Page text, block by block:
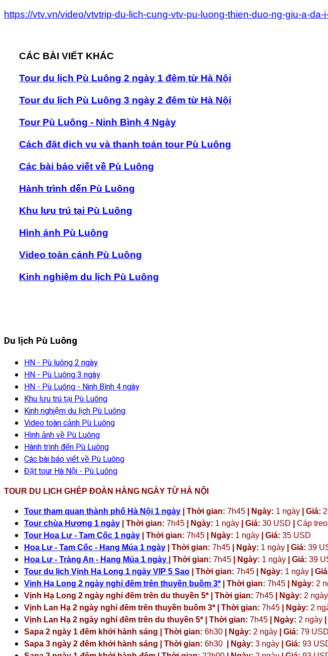
https://vtv.vn/video/vtvtrip-du-lich-cung-vtv-pu-luong-thien-duo-ng-giu-a-da-
CÁC BÀI VIẾT KHÁC
Tour du lịch Pù Luông 2 ngày 1 đêm từ Hà Nội
Tour du lịch Pù Luông 3 ngày 2 đêm từ Hà Nội
Tour Pù Luông - Ninh Bình 4 Ngày
Cách đặt dịch vụ và thanh toán tour Pù Luông
Các bài báo viết về Pù Luông
Hành trình dến Pù Luông
Khu lưu trú tại Pù Luông
Hình ảnh Pù Luông
Video toàn cảnh Pù Luông
Kinh nghiệm du lịch Pù Luông
Du lịch Pù Luông
HN - Pù luông 2 ngày
HN - Pù Luông 3 ngày
HN - Pù Luông - Ninh Bình 4 ngày
Khu lưu trú tại Pù Luông
Kinh nghiệm du lịch Pù Luông
Video toàn cảnh Pù Luông
Hình ảnh về Pù Luông
Hành trình đến Pù Luông
Các bài báo viết về Pù Luông
Đặt tour Hà Nội - Pù Luông
TOUR DU LỊCH GHÉP ĐOÀN HÀNG NGÀY TỪ HÀ NỘI
Tour tham quan thành phố Hà Nội 1 ngày | Thời gian: 7h45 | Ngày: 1 ngày | Giá:
Tour chùa Hương 1 ngày | Thời gian: 7h45 | Ngày: 1 ngày | Giá: 30 USD
Cáp
Tour Hoa Lư - Tam Cốc 1 ngày | Thời gian: 7h45 | Ngày: 1 ngày | Giá: 35 USD
Hoa Lư - Tam Cốc - Hang Múa 1 ngày | Thời gian: 7h45 | Ngày: 1 ngày | Giá: 39
Hoa Lư - Tràng An - Hang Múa 1 ngày
| Thời gian: 7h45 | Ngày: 1 ngày | Giá: 39
Tour du lịch Vịnh Hạ Long 1 ngày VIP 5 Sao | Thời gian: 7h45 | Ngày: 1 ngày |
Vịnh Hạ Long 2 ngày nghỉ đêm trên thuyền buồm 3* | Thời gian: 7h45 | Ngày: 2
Vịnh Hạ Long 2 ngày nghỉ đêm trên du thuyền 5* | Thời gian: 7h45 | Ngày: 2 ngày
Vịnh Lan Hạ 2 ngày nghỉ đêm trên thuyền buồm 3* | Thời gian: 7h45 | Ngày: 2
Vịnh Lan Hạ 2 ngày nghỉ đêm trên du thuyền 5* | Thời gian: 7h45 | Ngày: 2 ngày
Sapa 2 ngày 1 đêm khởi hành sáng | Thời gian: 6h30 | Ngày: 2 ngày | Giá: 79 USD
Sapa 3 ngày 2 đêm khởi hành sáng | Thời gian: 6h30 | Ngày: 3 ngày | Giá: 93